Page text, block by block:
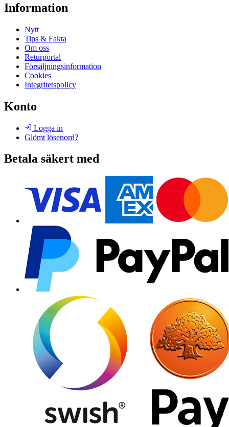
Information
Nytt
Tips & Fakta
Om oss
Returportal
Försäljningsinformation
Cookies
Integritetspolicy
Konto
Logga in
Glömt lösenord?
Betala säkert med